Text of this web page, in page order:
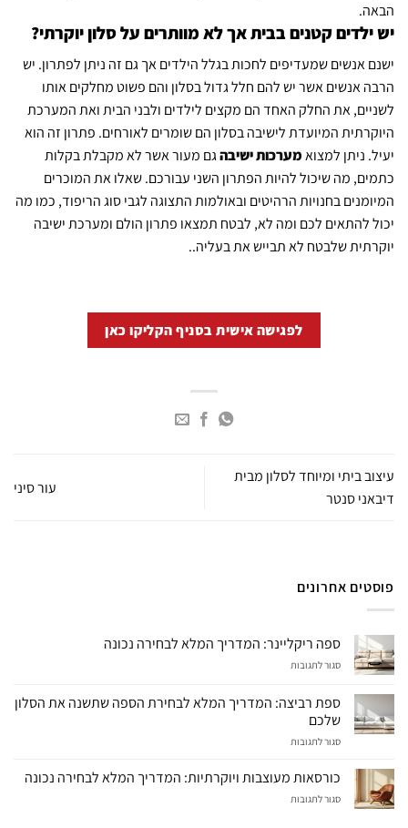
הבאה.
יש ילדים קטנים בבית אך לא מוותרים על סלון יוקרתי?
ישנם אנשים שמעדיפים לחכות בגלל הילדים אך גם זה ניתן לפתרון. יש
הרבה אנשים אשר יש להם חלל גדול בסלון והם פשוט מחלקים אותו
לשניים, את החלק האחד הם מקצים לילדים ולבני הבית ואת המערכת
היוקרתית המיועדת לישיבה בסלון הם שומרים לאורחים. פתרון זה הוא
יעיל. ניתן למצואמערכות ישיבהגם מעור אשר לא מקבלת בקלות
כתמים, מה שיכול להיות הפתרון השני עבורכם. שאלו את המוכרים
המיומנים בחנויות הרהיטים ובאולמות התצוגה לגבי סוג הריפוד, כמו מה
יכול להתאים לכם ומה לא, לבטח תמצאו פתרון הולם ומערכת ישיבה
יוקרתית שלבטח לא תבייש את בעליה..
לפגישה אישית בסניף הקליקו כאן
עיצוב ביתי ומיוחד לסלון מבית
דיבאני סנטר
עור סיני
פוסטים אחרונים
ספה ריקליינר: המדריך המלא לבחירה נכונה
סגור לתגובות
המדריך
לבחירה
ספת רביצה: המדריך המלא לבחירת הספה שתשנה את הסלון
שלכם
סגור לתגובות
רביצה:
המדריך
המלא
כורסאות מעוצבות ויוקרתיות: המדריך המלא לבחירה נכונה
סגור לתגובות